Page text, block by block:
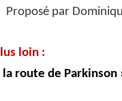
Proposé par
loin :
la route de Parkinson